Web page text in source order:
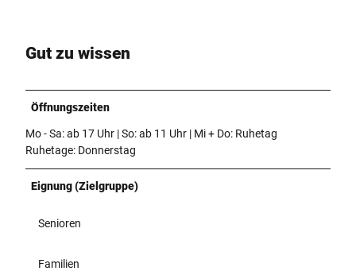
p
g
Gut zu wissen
Öffnungszeiten
Mo - Sa: ab 17 Uhr | So: ab 11 Uhr | Mi + Do: Ruhetag
Ruhetage: Donnerstag
Eignung (Zielgruppe)
Senioren
Familien